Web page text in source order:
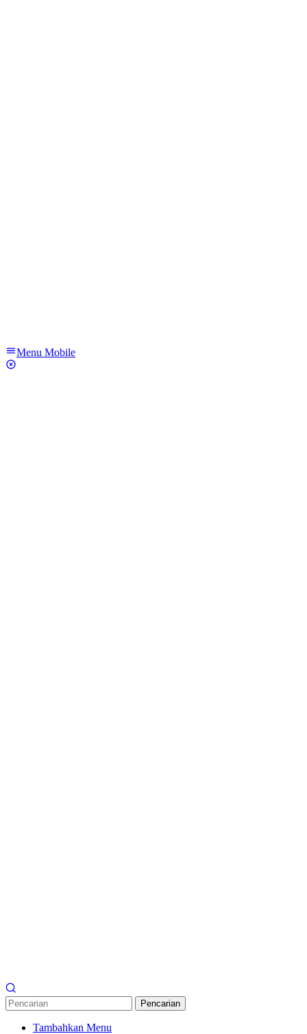
Menu Mobile
Pencarian
Tambahkan Menu